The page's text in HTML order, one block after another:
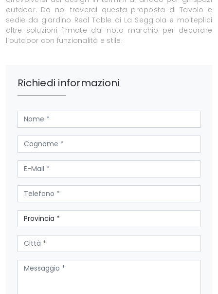
outdoor. Da noi troverai questa proposta di Tavolo e
sedie da giardino Real Table di La Seggiola e molteplici
altre soluzioni firmate dal noto marchio per decorare
l’outdoor con funzionalità e stile.
Richiedi informazioni